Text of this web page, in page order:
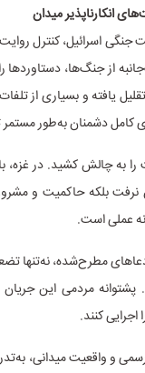
انکارناپذیر میدان
اسرائیل، کنترل
از جنگ‌ها،
یافته و بسیاری از
کامل دشمنان به‌طور
را به چالش کشید. در
نرفت بلکه حاکمیت و
عملی است.
مطرح‌شده، نه‌تنها
مردمی این
اجرایی کنند.
و واقعیت میدانی،